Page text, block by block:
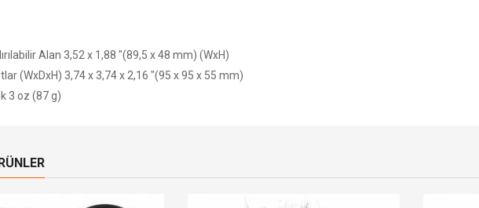
Alan 3,52 x 1,88 "(89,5 x 48 mm) (WxH)
(WxDxH) 3,74 x 3,74 x 2,16 "(95 x 95 x 55 mm)
3 oz (87 g)